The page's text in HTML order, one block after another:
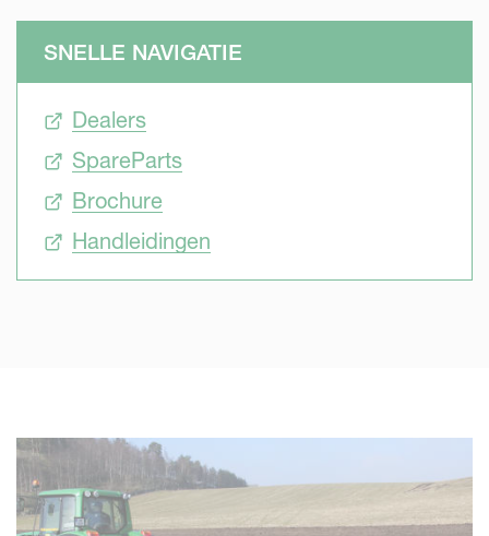
voorkomen van extra handelingen. Eenvoudige
een mogelijkheid. De breekboutbeveiliging of de unieke
Auto-Reset bladveerbeveiliging voor zware of stenige
om de levensduur van de ploeg en van de trekker te
garanderen. De ploeglichamen bewegen onafhankelijk
SNELLE NAVIGATIE
Dealers
SpareParts
Brochure
Handleidingen